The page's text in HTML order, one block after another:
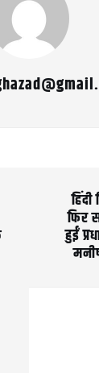
फिर
हुईं